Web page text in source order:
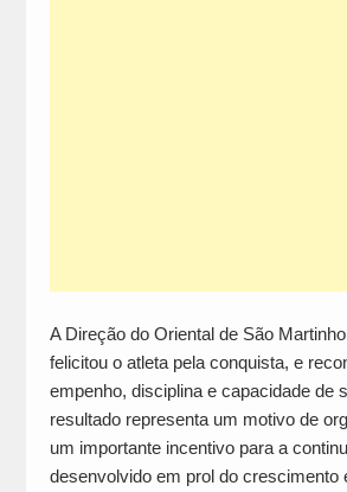
A Direção do Oriental de São Martinho
felicitou o atleta pela conquista, e
empenho, disciplina e capacidade de
resultado representa um motivo de
um importante incentivo para a
desenvolvido em prol do crescimento